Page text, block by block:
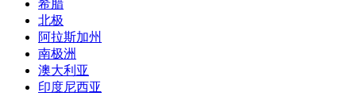
希腊
北极
阿拉斯加州
南极洲
澳大利亚
印度尼西亚